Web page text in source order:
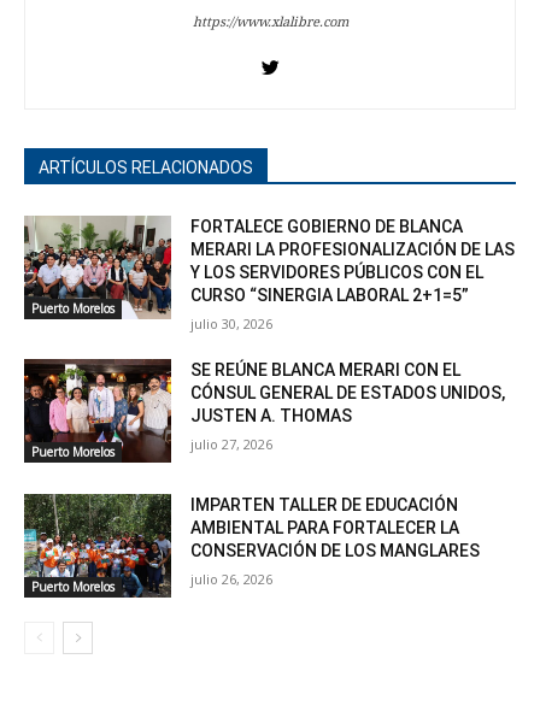
https://www.xlalibre.com
ARTÍCULOS RELACIONADOS
Puerto Morelos
FORTALECE GOBIERNO DE BLANCA
MERARI LA PROFESIONALIZACIÓN DE LAS
Y LOS SERVIDORES PÚBLICOS CON EL
CURSO “SINERGIA LABORAL 2+1=5”
julio 30, 2026
Puerto Morelos
SE REÚNE BLANCA MERARI CON EL
CÓNSUL GENERAL DE ESTADOS UNIDOS,
JUSTEN A. THOMAS
julio 27, 2026
Puerto Morelos
IMPARTEN TALLER DE EDUCACIÓN
AMBIENTAL PARA FORTALECER LA
CONSERVACIÓN DE LOS MANGLARES
julio 26, 2026